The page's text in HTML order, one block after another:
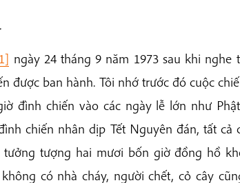
ngày 24 tháng 9 năm 1973 sau khi nghe
được ban hành. Tôi nhớ trước đó cuộc
đình chiến vào các ngày lễ lớn như
chiến nhân dịp Tết Nguyên đán, tất cả
tượng hai mươi bốn giờ đồng hồ
có nhà cháy, người chết, cỏ cây